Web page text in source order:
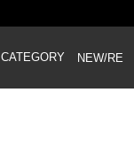
CATEGORY NEW/RE